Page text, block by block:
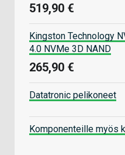
519,90 €
Kingston Technology
4.0 NVMe 3D NAND
265,90 €
Datatronic pelikoneet
Komponenteille myös